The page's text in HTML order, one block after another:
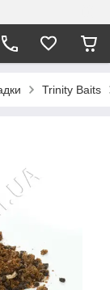
Trinity Baits